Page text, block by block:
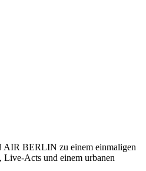
AIR BERLIN zu einem einmaligen
Live-Acts und einem urbanen